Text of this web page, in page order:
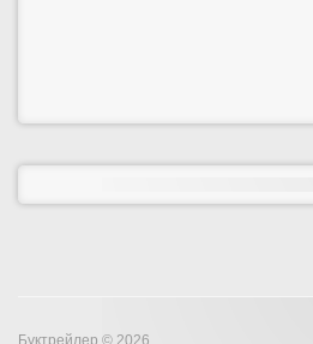
Буктрейлер © 2026